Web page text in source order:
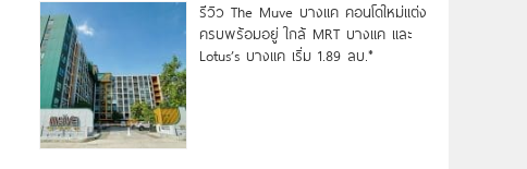
รีวิว The Muve บางแค คอนโดใหม่แต่ง
ครบพร้อมอยู่ ใกล้ MRT บางแค และ
Lotus’s บางแค เริ่ม 1.89 ลบ.*